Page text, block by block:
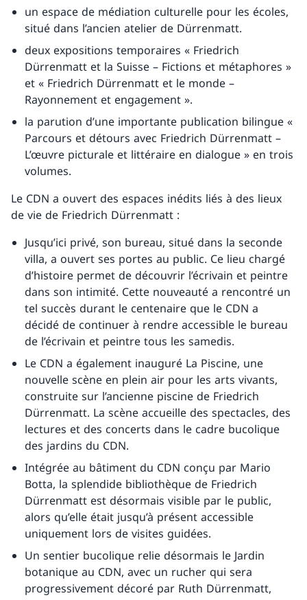
un espace de médiation culturelle pour les écoles,
situé dans l’ancien atelier de Dürrenmatt.
deux expositions temporaires « Friedrich
Dürrenmatt et la Suisse – Fictions et métaphores »
et « Friedrich Dürrenmatt et le monde –
Rayonnement et engagement ».
la parution d’une importante publication bilingue «
Parcours et détours avec Friedrich Dürrenmatt –
L’œuvre picturale et littéraire en dialogue » en trois
volumes.
Le CDN a ouvert des espaces inédits liés à des lieux
de vie de Friedrich Dürrenmatt :
Jusqu’ici privé, son bureau, situé dans la seconde
villa, a ouvert ses portes au public. Ce lieu chargé
d’histoire permet de découvrir l’écrivain et peintre
dans son intimité. Cette nouveauté a rencontré un
tel succès durant le centenaire que le CDN a
décidé de continuer à rendre accessible le bureau
de l’écrivain et peintre tous les samedis.
Le CDN a également inauguré La Piscine, une
nouvelle scène en plein air pour les arts vivants,
construite sur l’ancienne piscine de Friedrich
Dürrenmatt. La scène accueille des spectacles, des
lectures et des concerts dans le cadre bucolique
des jardins du CDN.
Intégrée au bâtiment du CDN conçu par Mario
Botta, la splendide bibliothèque de Friedrich
Dürrenmatt est désormais visible par le public,
alors qu’elle était jusqu’à présent accessible
uniquement lors de visites guidées.
Un sentier bucolique relie désormais le Jardin
botanique au CDN, avec un rucher qui sera
progressivement décoré par Ruth Dürrenmatt,